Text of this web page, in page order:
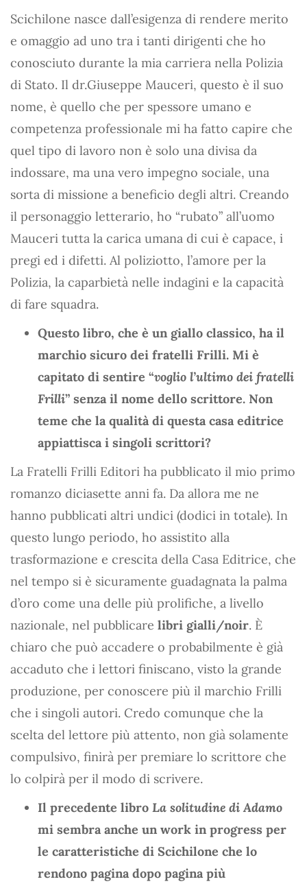
Scichilone nasce dall’esigenza di rendere merito
e omaggio ad uno tra i tanti dirigenti che ho
conosciuto durante la mia carriera nella Polizia
di Stato. Il dr.Giuseppe Mauceri, questo è il suo
nome, è quello che per spessore umano e
competenza professionale mi ha fatto capire che
quel tipo di lavoro non è solo una divisa da
indossare, ma una vero impegno sociale, una
sorta di missione a beneficio degli altri. Creando
il personaggio letterario, ho “rubato” all’uomo
Mauceri tutta la carica umana di cui è capace, i
pregi ed i difetti. Al poliziotto, l’amore per la
Polizia, la caparbietà nelle indagini e la capacità
di fare squadra.
Questo libro, che è un giallo classico, ha il
marchio sicuro dei fratelli Frilli. Mi è
capitato di sentire “voglio l’ultimo dei fratelli
Frilli” senza il nome dello scrittore. Non
teme che la qualità di questa casa editrice
appiattisca i singoli scrittori?
La Fratelli Frilli Editori ha pubblicato il mio primo
romanzo diciasette anni fa. Da allora me ne
hanno pubblicati altri undici (dodici in totale). In
questo lungo periodo, ho assistito alla
trasformazione e crescita della Casa Editrice, che
nel tempo si è sicuramente guadagnata la palma
d’oro come una delle più prolifiche, a livello
nazionale, nel pubblicare libri gialli/noir. È
chiaro che può accadere o probabilmente è già
accaduto che i lettori finiscano, visto la grande
produzione, per conoscere più il marchio Frilli
che i singoli autori. Credo comunque che la
scelta del lettore più attento, non già solamente
compulsivo, finirà per premiare lo scrittore che
lo colpirà per il modo di scrivere.
Il precedente libro La solitudine di Adamo
mi sembra anche un work in progress per
le caratteristiche di Scichilone che lo
rendono pagina dopo pagina più